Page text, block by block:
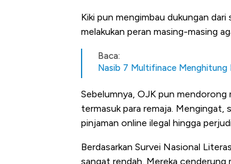
Kiki pun mengimbau dukungan
melakukan peran masing-masing
Baca:
Nasib 7 Multifinace
Sebelumnya, OJK pun mendorong
termasuk para remaja. Mengingat,
pinjaman online ilegal hingga
Berdasarkan Survei Nasional
sangat rendah. Mereka cenderung